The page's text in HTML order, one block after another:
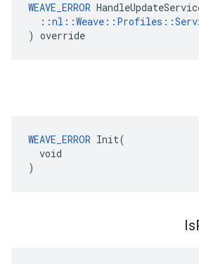
WEAVE_ERROR
  ::
) override
WEAVE_ERROR Init(
  void
)
Is